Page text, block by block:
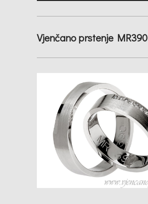
Vjenčano prstenje MR390